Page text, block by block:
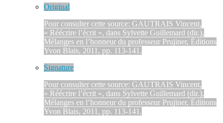
Original
Pour consulter cette source: GAUTRAIS Vincent,
« Réécrire l’écrit », dans Sylvette Guillemard (dir.),
Mélanges en l’honneur du professeur Prujiner, Éditions
Yvon Blais, 2011, pp. 113-141.
Signature
Pour consulter cette source: GAUTRAIS Vincent,
« Réécrire l’écrit », dans Sylvette Guillemard (dir.),
Mélanges en l’honneur du professeur Prujiner, Éditions
Yvon Blais, 2011, pp. 113-141.